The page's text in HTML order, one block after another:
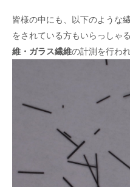
皆様の中にも、以下のような
をされている方もいらっしゃ
維・ガラス繊維の計測を行わ